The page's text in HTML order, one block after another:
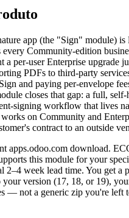
app (the "Sign" module) is
Community-edition
a per-user Enterprise upgrade
PDFs to third-party
and paying per-envelope
closes that gap: a full, self-
signing workflow that lives
on Community and
contract to an outside
apps.odoo.com download.
this module for your
2–4 week lead time. You get a
your version (17, 18, or 19),
— not a generic zip you're left